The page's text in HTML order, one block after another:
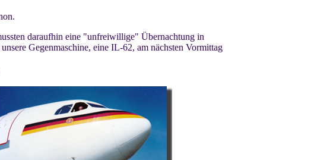
daraufhin eine "unfreiwillige" Übernachtung in
Gegenmaschine, eine IL-62, am nächsten Vormittag